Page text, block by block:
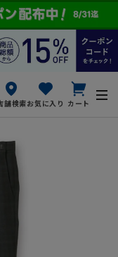
舗検索お気に入り カート